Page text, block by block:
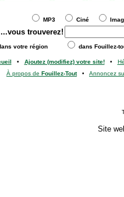
MP3 Ciné
...vous trouverez!
votre région dans Fouillez-
• Ajoutez (modifiez) votre site!•
À propos de Fouillez-Tout• Annoncez
Site